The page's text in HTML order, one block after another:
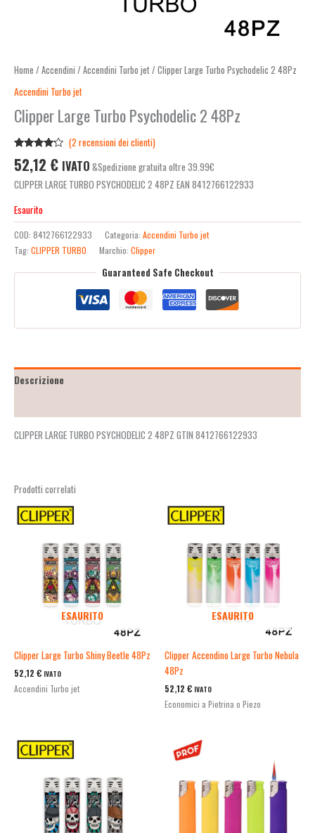
Home / Accendini / Accendini Turbo jet/ Clipper Large Turbo Psychodelic 2 48Pz
Accendini Turbo jet
Clipper Large Turbo Psychodelic 2 48Pz
4.00 su
5 su
base di
(2 recensioni dei clienti)
52,12 € IVATO &Spedizione gratuita oltre 39.99€
CLIPPER LARGE TURBO PSYCHODELIC 2 48PZ EAN 8412766122933
Esaurito
COD: 8412766122933 Categoria: Accendini Turbo jet
Tag: CLIPPER TURBO Marchio: Clipper
Guaranteed Safe Checkout
Descrizione
CLIPPER LARGE TURBO PSYCHODELIC 2 48PZ GTIN 8412766122933
Prodotti correlati
ESAURITO
Clipper Large Turbo Shiny Beetle 48Pz
52,12 € IVATO
Accendini Turbo jet
ESAURITO
Clipper Accendino Large Turbo Nebula
48Pz
52,12 € IVATO
Economici a Pietrina o Piezo